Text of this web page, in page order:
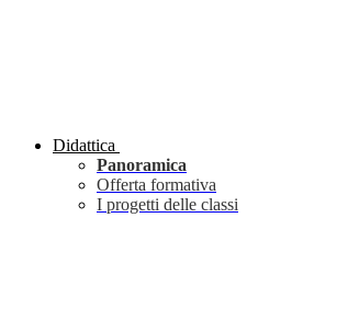
Didattica
Panoramica
Offerta formativa
I progetti delle classi